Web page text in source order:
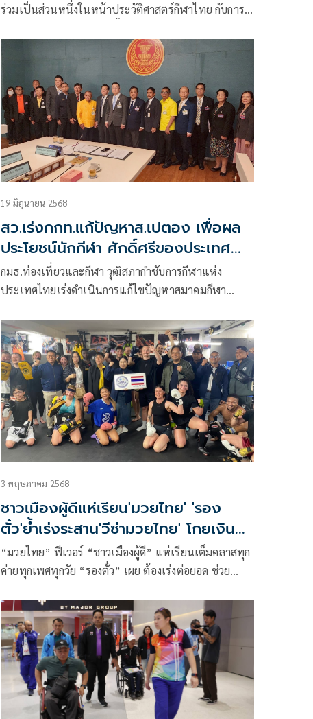
ร่วมเป็นส่วนหนึ่งในหน้าประวัติศาสตร์กีฬาไทย กับการ
19 มิถุนายน 2568
สว.เร่งกกท.แก้ปัญหาส.เปตอง เพื่อผล
ประโยชน์นักกีฬา ศักดิ์ศรีของประเทศ
ชาติ
กมธ.ท่องเที่ยวและกีฬา วุฒิสภากำชับการกีฬาแห่ง
ประเทศไทยเร่งดำเนินการแก้ไขปัญหาสมาคมกีฬา
ปกป้องผลประโยชน์ของนักกีฬาและศักดิ์ศรีของประเทศ
ชาติ
3 พฤษภาคม 2568
ชาวเมืองผู้ดีแห่เรียน'มวยไทย' 'รอง
ตั๋ว'ย้ำเร่งระสาน'วีซ่ามวยไทย' โกยเงิน
เข้าประเทศ
“มวยไทย” ฟีเวอร์ “ชาวเมืองผู้ดี” แห่เรียนเต็มคลาสทุก
ค่ายทุกเพศทุกวัย “รองตั๋ว” เผย ต้องเร่งต่อยอด ช่วย
กำเนิด” กระตุ้นเศรษฐกิจ โกยเงินเข้าประเทศ ด้าน “ฤทธิ
จักร แก้วสัมฤทธิ์” อดีตยอดมวย ที่มาสอนมวยไทยใน
เมืองผู้ดี ยืนยัน ทุกคนอยากเรียนกับ “ครูมวยไทย” ตอนมี
แค่ 10-12 คนทั้งประเทศ วอนผู้ใหญ่ช่วยเหลือเรื่องวีซ่า-
ใบอนุญาตทำงาน มั่นใจจะทำให้มวยไทยบูมในอังกฤษ
มากขึ้น